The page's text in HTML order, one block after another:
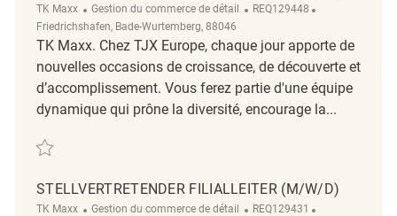
TK Maxx Catégorie
Gestion du commerce de détail ReqId
REQ129448
Friedrichshafen, Bade-Wurtemberg, 88046
TK Maxx. Chez TJX Europe, chaque jour apporte de
nouvelles occasions de croissance, de découverte et
d’accomplissement. Vous ferez partie d'une équipe
dynamique qui prône la diversité, encourage la...
Sauvegarder Stellvertretender Filialleiter (m/w/d) REQ129448
STELLVERTRETENDER FILIALLEITER (M/W/D)
TK Maxx Catégorie
Gestion du commerce de détail ReqId
REQ129431